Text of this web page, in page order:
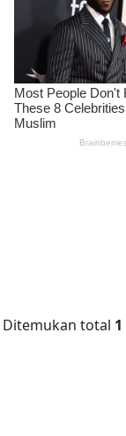
Ditemukan total 1